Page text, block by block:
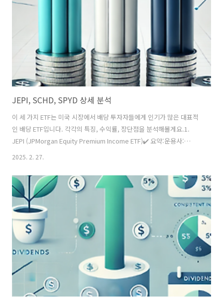
JEPI, SCHD, SPYD 상세 분석
이 세 가지 ETF는 미국 시장에서 배당 투자자들에게 인기가 많은 대표적
인 배당 ETF입니다. 각각의 특징, 수익률, 장단점을 분석해볼게요.1.
JEPI (JPMorgan Equity Premium Income ETF)✔️ 요약:운용사:
JPMorgan배당 수익률: 약 7~10% (월 배당)운용 방식: S&P500 우량주
자하면서, 추가로 옵션(커버드 콜) 전략을 활용해 추가 수익을 창출하는
ETF입니다.이 때문에 배당이 높고 매달 지급(월 배당)됩니다.주가 상승
률은 낮지만, 배당 수익을 통해 꾸준한 현금 흐름을 제공합니다.📉 단점:
시장이 상승할 때 수익이 제한될 수 있음.배당이 옵션 프리미엄에서 나오
기 때문에 장기 배당 ..
2025. 2. 27.